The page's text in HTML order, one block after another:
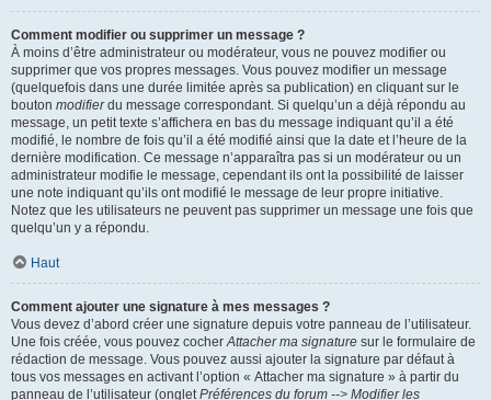
Comment modifier ou supprimer un message ?
À moins d’être administrateur ou modérateur, vous ne pouvez modifier ou
supprimer que vos propres messages. Vous pouvez modifier un message
(quelquefois dans une durée limitée après sa publication) en cliquant sur le
bouton modifierdu message correspondant. Si quelqu’un a déjà répondu au
message, un petit texte s’affichera en bas du message indiquant qu’il a été
modifié, le nombre de fois qu’il a été modifié ainsi que la date et l’heure de la
dernière modification. Ce message n’apparaîtra pas si un modérateur ou un
administrateur modifie le message, cependant ils ont la possibilité de laisser
une note indiquant qu’ils ont modifié le message de leur propre initiative.
Notez que les utilisateurs ne peuvent pas supprimer un message une fois que
quelqu’un y a répondu.
Haut
Comment ajouter une signature à mes messages ?
Vous devez d’abord créer une signature depuis votre panneau de l’utilisateur.
Une fois créée, vous pouvez cocherAttacher ma signature sur le formulaire de
rédaction de message. Vous pouvez aussi ajouter la signature par défaut à
tous vos messages en activant l’option « Attacher ma signature » à partir du
panneau de l’utilisateur (ongletPréférences du forum --> Modifier les